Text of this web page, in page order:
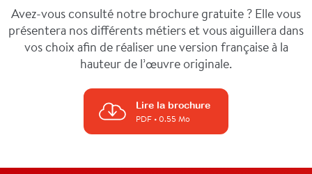
Avez-vous consulté notre brochure gratuite ? Elle vous
présentera nos différents métiers et vous aiguillera dans
vos choix afin de réaliser une version française à la
hauteur de l’œuvre originale.
Lire la brochure
PDF• 0.55 Mo